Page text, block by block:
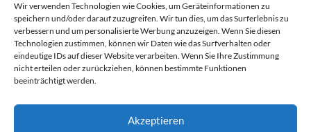
Wir verwenden Technologien wie Cookies, um Geräteinformationen zu
speichern und/oder darauf zuzugreifen. Wir tun dies, um das Surferlebnis zu
verbessern und um personalisierte Werbung anzuzeigen. Wenn Sie diesen
Technologien zustimmen, können wir Daten wie das Surfverhalten oder
eindeutige IDs auf dieser Website verarbeiten. Wenn Sie Ihre Zustimmung
nicht erteilen oder zurückziehen, können bestimmte Funktionen
beeinträchtigt werden.
Akzeptieren